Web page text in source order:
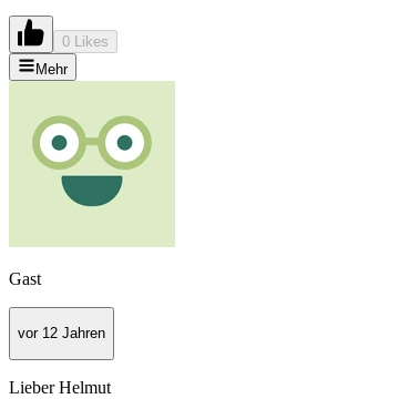
0 Likes
Mehr
Gast
vor 12 Jahren
Lieber Helmut